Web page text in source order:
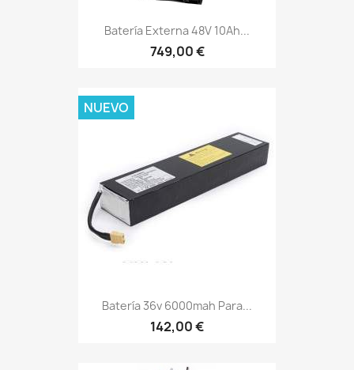
Batería Externa 48V 10Ah...
749,00 €
Batería 36v 6000mah Para...
142,00 €
NUEVO